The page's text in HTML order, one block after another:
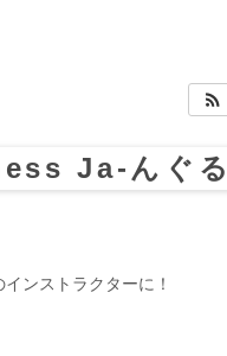
Ja-んぐる
ンストラクターに！